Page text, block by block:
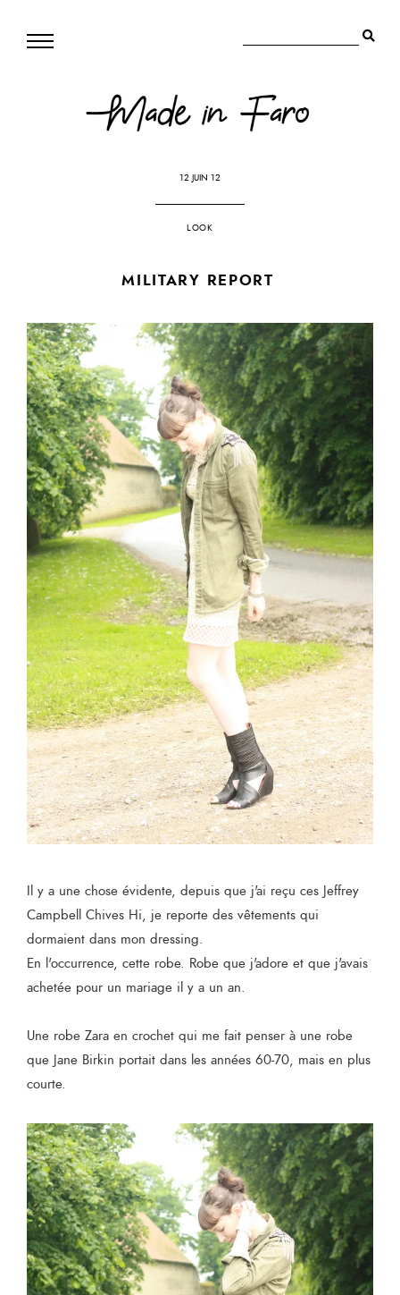
12 JUIN 12
LOOK
MILITARY REPORT
Il y a une chose évidente, depuis que j'ai reçu ces Jeffrey
Campbell Chives Hi, je reporte des vêtements qui
dormaient dans mon dressing.
En l'occurrence, cette robe. Robe que j'adore et que j'avais
achetée pour un mariage il y a un an.
Une robe Zara en crochet qui me fait penser à une robe
que Jane Birkin portait dans les années 60-70, mais en plus
courte.